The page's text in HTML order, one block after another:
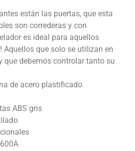
están las puertas, que esta
son correderas y con
es ideal para aquellos
Aquellos que solo se utilizan en
que debemos controlar tanto su
de acero plastificado
ABS gris